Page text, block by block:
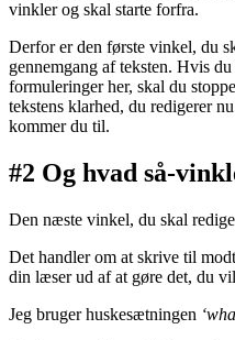
vinkler og skal starte forfra.
Derfor er den første vinkel, du
gennemgang af teksten. Hvis
formuleringer her, skal du
tekstens klarhed, du redigerer
kommer du til.
#2 Og hvad så-
Den næste vinkel, du skal
Det handler om at skrive til
din læser ud af at gøre det, du
Jeg bruger huskesætningen